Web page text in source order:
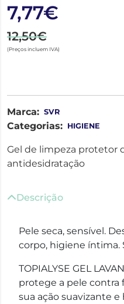
7,77€
12,50€
(Preços incluem IVA)
Marca: SVR
Categorias: HIGIENE
Gel de limpeza protetor
antidesidratação
Descrição
Pele seca, sensível.
corpo, higiene íntima.
TOPIALYSE GEL
protege a pele contra
sua ação suavizante